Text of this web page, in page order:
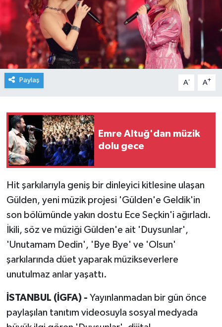
Paylaş A- A+
Emre Altuğ'dan müzik
dolu gece
Hit şarkılarıyla geniş bir dinleyici kitlesine ulaşan
Gülden, yeni müzik projesi 'Gülden'e Geldik'in
son bölümünde yakın dostu Ece Seçkin'i ağırladı.
İkili, söz ve müziği Gülden'e ait 'Duysunlar',
'Unutamam Dedin', 'Bye Bye' ve 'Olsun'
şarkılarında düet yaparak müzikseverlere
unutulmaz anlar yaşattı.
İSTANBUL (İGFA) - Yayınlanmadan bir gün önce
paylaşılan tanıtım videosuyla sosyal medyada